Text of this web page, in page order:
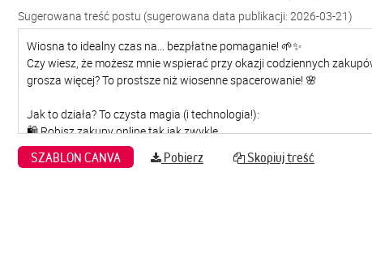
Sugerowana treść postu (sugerowana data publikacji: 2026-03-21)
SZABLON CANVA Pobierz Skopiuj treść